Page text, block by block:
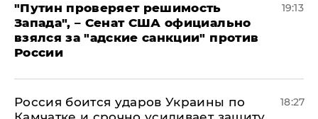
"Путин проверяет решимость
Запада", – Сенат США официально
взялся за "адские санкции" против
России
19:13
Россия боится ударов Украины по
18:27